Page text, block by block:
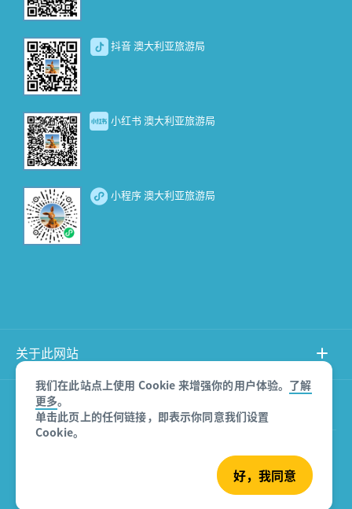
我们在此站点上使用 Cookie 来增强你的用户体验。 了解
更多。
单击此页上的任何链接，即表示你同意我们设置
Cookie。
好，我同意
抖音 澳大利亚旅游局
小红书 澳大利亚旅游局
小程序 澳大利亚旅游局
关于此网站
产品免责声明
沪ICP备08007532号-3